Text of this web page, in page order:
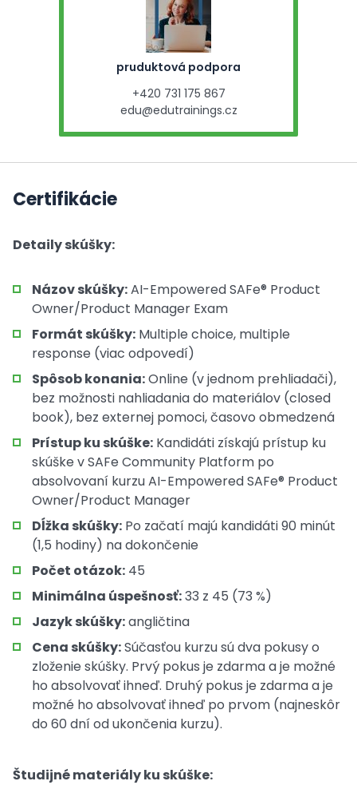
pruduktová podpora
+420 731 175 867
edu@edutrainings.cz
Certifikácie
Detaily skúšky:
Názov skúšky:AI-Empowered SAFe® Product
Owner/Product Manager Exam
Formát skúšky: Multiple choice, multiple
response (viac odpovedí)
Spôsob konania:Online (v jednom prehliadači),
bez možnosti nahliadania do materiálov (closed
book), bez externej pomoci, časovo obmedzená
Prístup ku skúške: Kandidáti získajú prístup ku
skúške v SAFe Community Platform po
absolvovaní kurzu AI-Empowered SAFe® Product
Owner/Product Manager
Dĺžka skúšky: Po začatí majú kandidáti 90 minút
(1,5 hodiny) na dokončenie
Počet otázok: 45
Minimálna úspešnosť:33 z 45 (73 %)
Jazyk skúšky:angličtina
Cena skúšky:Súčasťou kurzu sú dva pokusy o
zloženie skúšky. Prvý pokus je zdarma a je možné
ho absolvovať ihneď. Druhý pokus je zdarma a je
možné ho absolvovať ihneď po prvom (najneskôr
do 60 dní od ukončenia kurzu).
Študijné materiály ku skúške: